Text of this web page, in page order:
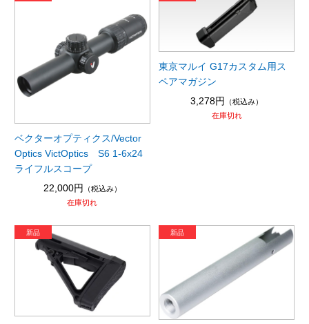
ベクターオプティクス/Vector
Optics VictOptics S6 1-6x24
ライフルスコープ
22,000円
（税込み）
在庫切れ
東京マルイ G17カスタム用ス
ペアマガジン
3,278円
（税込み）
在庫切れ